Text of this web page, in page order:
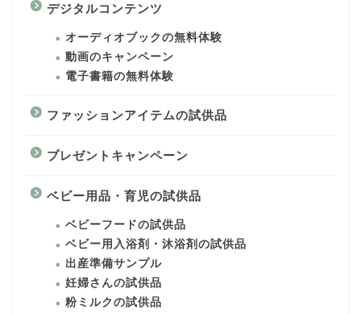
デジタルコンテンツ
オーディオブックの無料体験
動画のキャンペーン
電子書籍の無料体験
ファッションアイテムの試供品
プレゼントキャンペーン
ベビー用品・育児の試供品
ベビーフードの試供品
ベビー用入浴剤・沐浴剤の試供品
出産準備サンプル
妊婦さんの試供品
粉ミルクの試供品